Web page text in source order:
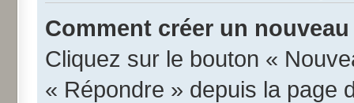
Comment créer un
Cliquez sur le bouton «
« Répondre » depuis la page